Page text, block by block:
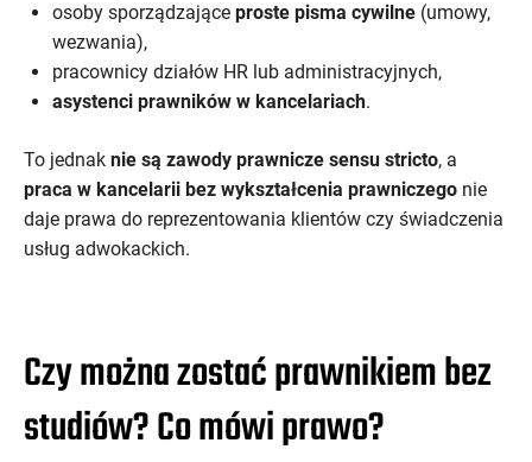
osoby sporządzające proste pisma cywilne (umowy,
wezwania),
pracownicy działów HR lub administracyjnych,
asystenci prawników w kancelariach.
To jednak nie są zawody prawnicze sensu stricto, a
praca w kancelarii bez wykształcenia prawniczego nie
daje prawa do reprezentowania klientów czy świadczenia
usług adwokackich.
Czy można zostać prawnikiem bez
studiów? Co mówi prawo?